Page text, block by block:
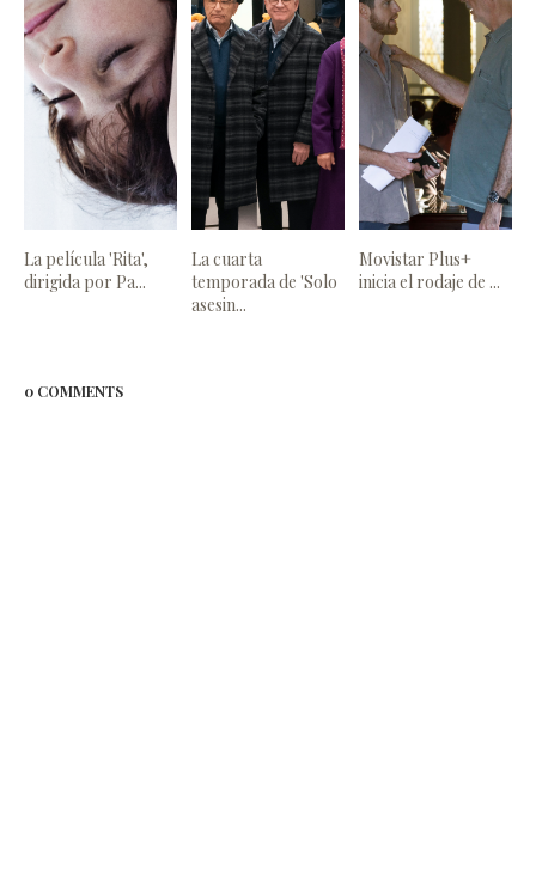
La película 'Rita',
dirigida por Pa...
La cuarta
temporada de 'Solo
asesin...
Movistar Plus+
inicia el rodaje de ...
0 COMMENTS